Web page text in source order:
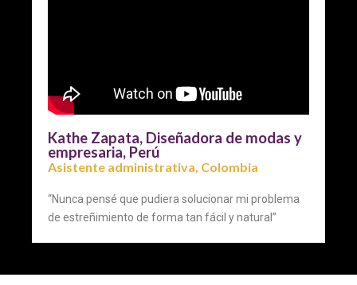
Kathe Zapata, Diseñadora de modas y
empresaria, Perú
Asistente administrativa, Colombia
“Nunca pensé que pudiera solucionar mi problema
de estreñimiento de forma tan fácil y natural”